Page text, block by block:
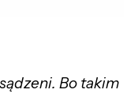
Bo takim